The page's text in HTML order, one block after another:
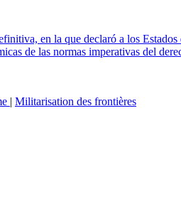
en la que declaró a los
de las normas imperativas del
| Militarisation des frontières